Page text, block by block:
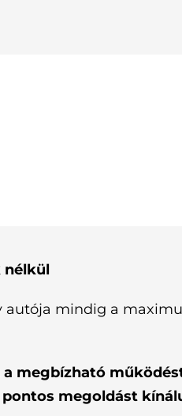
nélkül
autója mindig a
megbízható
megoldást